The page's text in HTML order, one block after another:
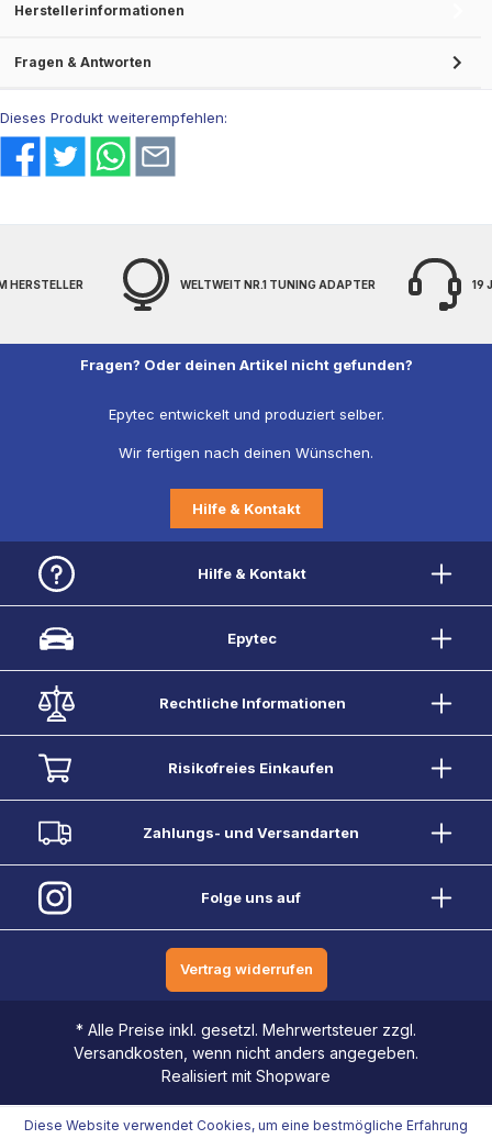
Herstellerinformationen
Fragen & Antworten
Dieses Produkt weiterempfehlen:
WELTWEIT NR.1 TUNING ADAPTER 19 JAHRE
Fragen? Oder deinen Artikel nicht gefunden?
Epytec entwickelt und produziert selber.
Wir fertigen nach deinen Wünschen.
Hilfe & Kontakt
Hilfe & Kontakt
Epytec
Rechtliche Informationen
Risikofreies Einkaufen
Zahlungs- und Versandarten
Folge uns auf
Vertrag widerrufen
* Alle Preise inkl. gesetzl. Mehrwertsteuer zzgl.
Versandkosten, wenn nicht anders angegeben.
Realisiert mit Shopware
Diese Website verwendet Cookies, um eine bestmögliche Erfahrung